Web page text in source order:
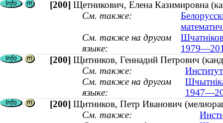
[200] Щетникович, Елена Казимировна
См. также:
См. также на другом
языке:
[200] Щитников, Геннадий Петрович
См. также:
См. также на другом
языке:
[200] Щитников, Петр Иванович
См. также: